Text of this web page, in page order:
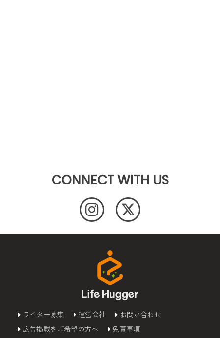
CONNECT WITH US
ライター募集 運営会社
お問い合わせ
広告掲載をご希望の方へ
免責事項